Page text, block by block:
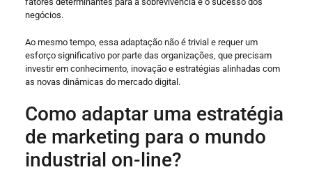
negócios.
Ao mesmo tempo, essa adaptação não é trivial e requer um
esforço significativo por parte das organizações, que precisam
investir em conhecimento, inovação e estratégias alinhadas com
as novas dinâmicas do mercado digital.
Como adaptar uma estratégia
de marketing para o mundo
industrial on-line?